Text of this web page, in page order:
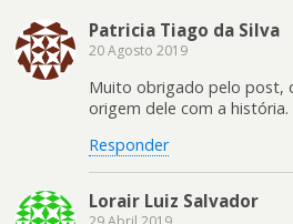
Patricia Tiago da Silva
20 Agosto 2019
Muito obrigado pelo post,
origem dele com a história.
Responder
Lorair Luiz Salvador